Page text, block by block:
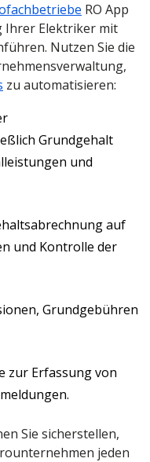
RO App
Ihrer Elektriker mit
Nutzen Sie die
zu automatisieren:
Grundgehalt
und
auf
und Kontrolle der
Grundgebühren
zur Erfassung von
Sie sicherstellen,
jeden